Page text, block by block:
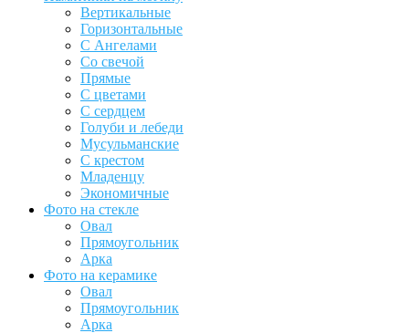
Вертикальные
Горизонтальные
С Ангелами
Со свечой
Прямые
С цветами
С сердцем
Голуби и лебеди
Мусульманские
С крестом
Младенцу
Экономичные
Фото на стекле
Овал
Прямоугольник
Арка
Фото на керамике
Овал
Прямоугольник
Арка